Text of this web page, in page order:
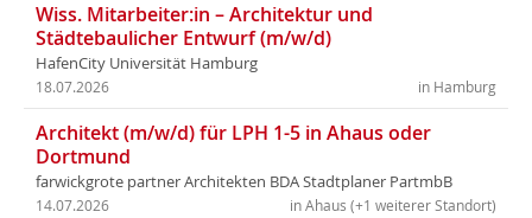
Wiss. Mitarbeiter:in – Architektur und
Städtebaulicher Entwurf (m/w/d)
HafenCity Universität Hamburg
in Hamburg
18.07.2026
Architekt (m/w/d) für LPH 1-5 in Ahaus oder
Dortmund
farwickgrote partner Architekten BDA Stadtplaner PartmbB
in Ahaus (+1 weiterer Standort)
14.07.2026